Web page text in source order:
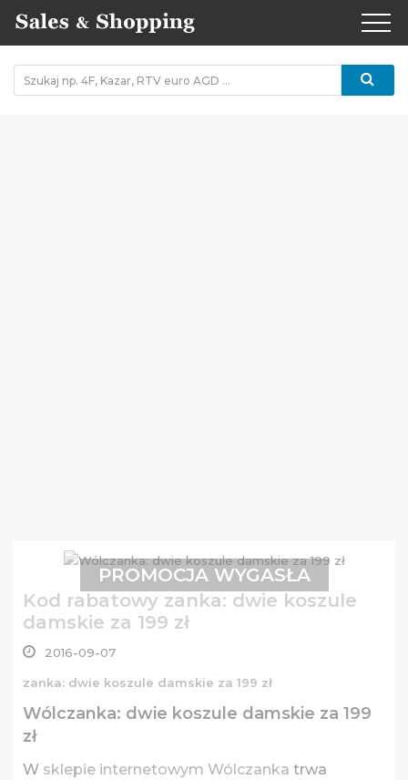
Kod rabatowy zanka: dwie koszule
damskie za 199 zł
2016-09-07
zanka: dwie koszule damskie za 199 zł
Wólczanka: dwie koszule damskie za 199
zł
W sklepie internetowym Wólczanka trwa
PROMOCJA WYGASŁA